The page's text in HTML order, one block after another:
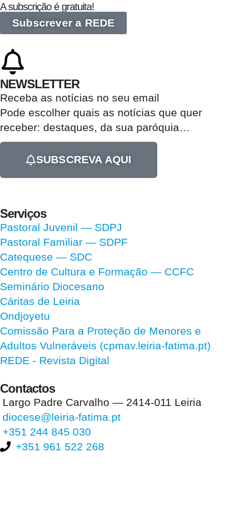
A subscrição é gratuita!
Subscrever a REDE
NEWSLETTER
Receba as notícias no seu email​
Pode escolher quais as notícias que quer
receber: destaques, da sua paróquia…
SUBSCREVA AQUI
Serviços
Pastoral Juvenil — SDPJ
Pastoral Familiar — SDPF
Catequese — SDC
Centro de Cultura e Formação — CCFC
Seminário Diocesano
Cáritas de Leiria
Ondjoyetu
Comissão Para a Proteção de Menores e
Adultos Vulneráveis (cpmav.leiria-fatima.pt)
REDE - Revista Digital
Contactos
Largo Padre Carvalho — 2414-011 Leiria
diocese@leiria-fatima.pt
+351 244 845 030
+351 961 522 268